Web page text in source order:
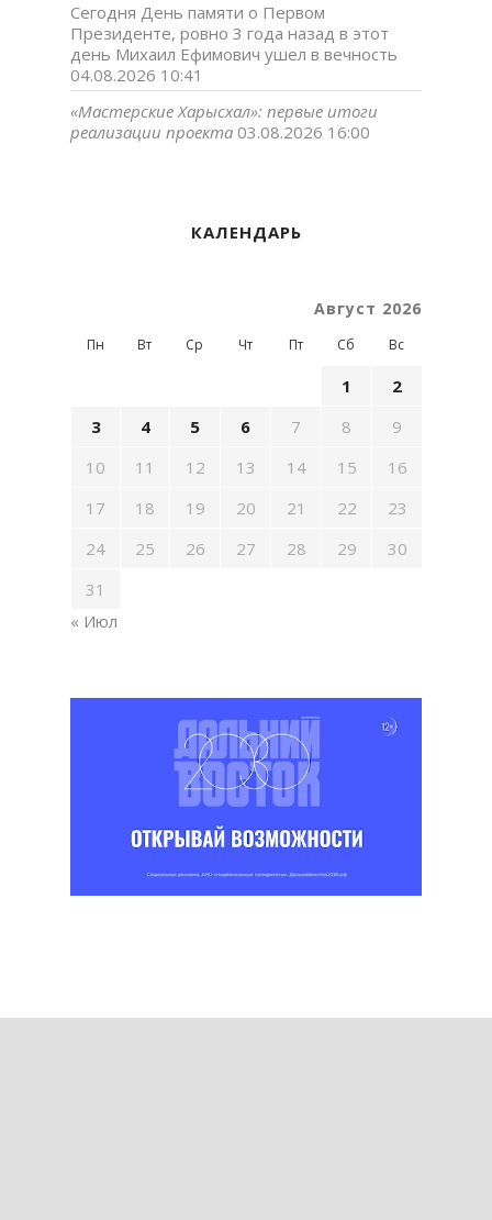
Сегодня День памяти о Первом
Президенте, ровно 3 года назад в этот
день Михаил Ефимович ушел в вечность
04.08.2026 10:41
«Мастерские Харысхал»: первые итоги
реализации проекта 03.08.2026 16:00
КАЛЕНДАРЬ
Август 2026
Пн Вт Ср Чт Пт Сб Вс
1
2
3
4 5 6 7 8
9
10
11 12 13 14 15
16
17
18 19 20 21 22
23
24
25 26 27 28 29
30
31
« Июл